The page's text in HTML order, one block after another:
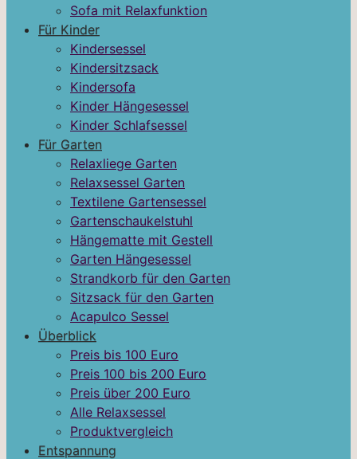
Sofa mit Relaxfunktion
Für Kinder
Kindersessel
Kindersitzsack
Kindersofa
Kinder Hängesessel
Kinder Schlafsessel
Für Garten
Relaxliege Garten
Relaxsessel Garten
Textilene Gartensessel
Gartenschaukelstuhl
Hängematte mit Gestell
Garten Hängesessel
Strandkorb für den Garten
Sitzsack für den Garten
Acapulco Sessel
Überblick
Preis bis 100 Euro
Preis 100 bis 200 Euro
Preis über 200 Euro
Alle Relaxsessel
Produktvergleich
Entspannung